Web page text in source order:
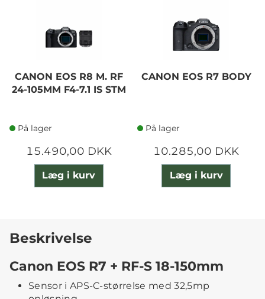
CANON EOS R8 M. RF
24-105MM F4-7.1 IS STM
På lager
15.490,00 DKK
Læg i kurv
CANON EOS R7 BODY
På lager
10.285,00 DKK
Læg i kurv
Beskrivelse
Canon EOS R7 + RF-S 18-150mm
Sensor i APS-C-størrelse med 32,5mp